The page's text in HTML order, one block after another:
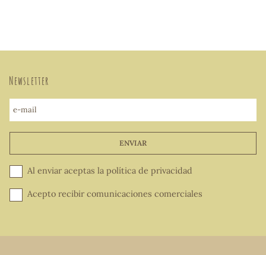
Newsletter
e-mail
ENVIAR
Al enviar aceptas la política de privacidad
Acepto recibir comunicaciones comerciales